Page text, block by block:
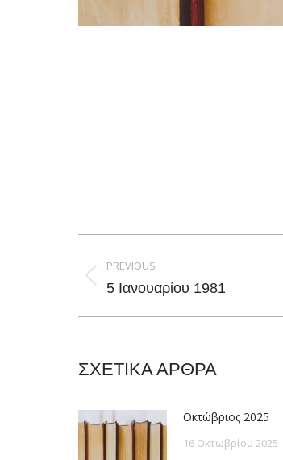
navigation
PREVIOUS
Previous
5 Ιανουαρίου 1981
ΣΧΕΤΙΚΑ ΑΡΘΡΑ
Οκτώβριος 2025
16 Οκτωβρίου 2025